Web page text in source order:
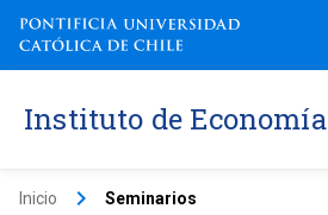
Instituto de Economía
Inicio keyboard_arrow_right Seminarios